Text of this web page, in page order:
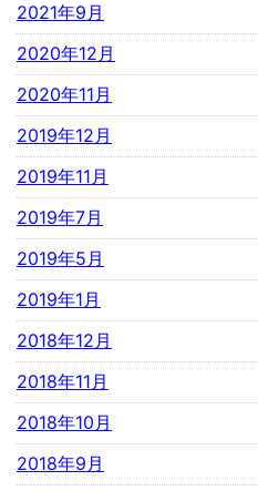
2021年9月
2020年12月
2020年11月
2019年12月
2019年11月
2019年7月
2019年5月
2019年1月
2018年12月
2018年11月
2018年10月
2018年9月